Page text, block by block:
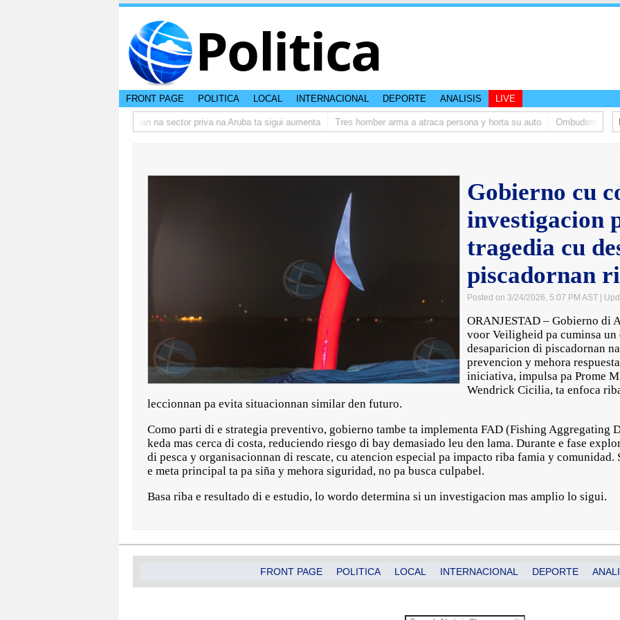
Politica
FRONT PAGE POLITICA LOCAL INTERNACIONAL DEPORTE ANALISIS LIVE
Prestamonan na sector priva na Aruba ta sigui aumenta Tres homber arma a atraca persona y horta su auto Ombudsman ta
Gobierno cu
investigacion
tragedia cu
piscadornan
Posted on 3/24/2026, 5:07 PM AST |
ORANJESTAD – Gobierno di
voor Veiligheid pa cuminsa
desaparicion di piscadornan
prevencion y mehora
iniciativa, impulsa pa Prome
Wendrick Cicilia, ta enfoca
leccionnan pa evita situacionnan similar den futuro.
Como parti di e strategia preventivo, gobierno tambe ta implementa FAD (Fishing Aggregating
keda mas cerca di costa, reduciendo riesgo di bay demasiado leu den lama. Durante e fase
di pesca y organisacionnan di rescate, cu atencion especial pa impacto riba famia y comunidad.
e meta principal ta pa siña y mehora siguridad, no pa busca culpabel.
Basa riba e resultado di e estudio, lo wordo determina si un investigacion mas amplio lo sigui.
FRONT PAGE POLITICA LOCAL INTERNACIONAL DEPORTE